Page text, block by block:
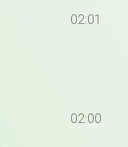
02:01
02:00